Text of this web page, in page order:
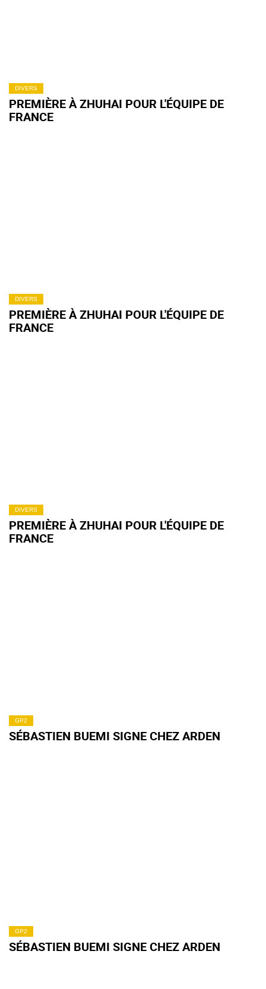
DIVERS
PREMIÈRE À ZHUHAI POUR L'ÉQUIPE DE
FRANCE
DIVERS
PREMIÈRE À ZHUHAI POUR L'ÉQUIPE DE
FRANCE
DIVERS
PREMIÈRE À ZHUHAI POUR L'ÉQUIPE DE
FRANCE
GP2
SÉBASTIEN BUEMI SIGNE CHEZ ARDEN
GP2
SÉBASTIEN BUEMI SIGNE CHEZ ARDEN